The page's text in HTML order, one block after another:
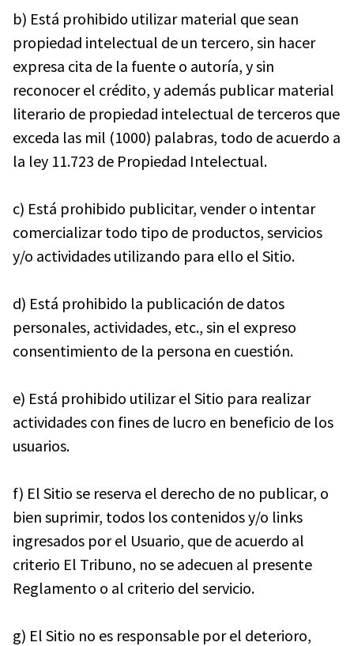
b) Está prohibido utilizar material que sean
propiedad intelectual de un tercero, sin hacer
expresa cita de la fuente o autoría, y sin
reconocer el crédito, y además publicar material
literario de propiedad intelectual de terceros que
exceda las mil (1000) palabras, todo de acuerdo a
la ley 11.723 de Propiedad Intelectual.
c) Está prohibido publicitar, vender o intentar
comercializar todo tipo de productos, servicios
y/o actividades utilizando para ello el Sitio.
d) Está prohibido la publicación de datos
personales, actividades, etc., sin el expreso
consentimiento de la persona en cuestión.
e) Está prohibido utilizar el Sitio para realizar
actividades con fines de lucro en beneficio de los
usuarios.
f) El Sitio se reserva el derecho de no publicar, o
bien suprimir, todos los contenidos y/o links
ingresados por el Usuario, que de acuerdo al
criterio El Tribuno, no se adecuen al presente
Reglamento o al criterio del servicio.
g) El Sitio no es responsable por el deterioro,